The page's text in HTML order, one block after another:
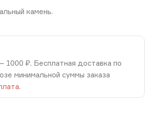
камень.
1000 ₽. Бесплатная доставка по
минимальной суммы заказа
.